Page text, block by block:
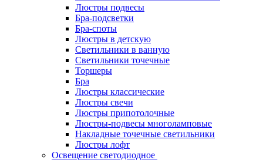
Люстры подвесы
Бра-подсветки
Бра-споты
Люстры в детскую
Светильники в ванную
Светильники точечные
Торшеры
Бра
Люстры классические
Люстры свечи
Люстры припотолочные
Люстры-подвесы многоламповые
Накладные точечные светильники
Люстры лофт
Освещение светодиодное